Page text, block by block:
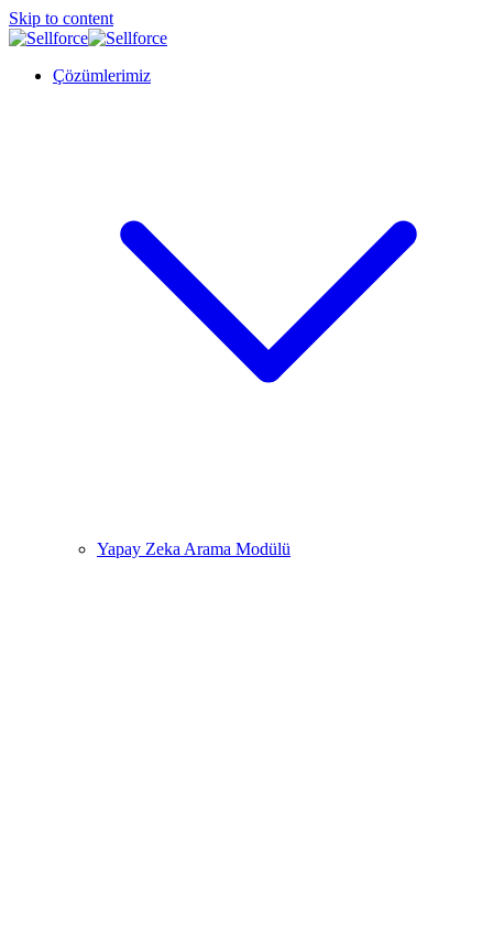
Skip to content
Çözümlerimiz
Yapay Zeka Arama Modülü